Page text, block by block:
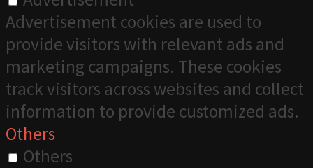
Advertisement cookies are used to
provide visitors with relevant ads and
marketing campaigns. These cookies
track visitors across websites and collect
information to provide customized ads.
Others
Others